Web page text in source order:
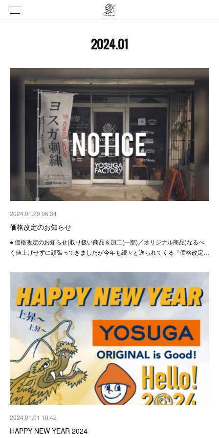
2024.01
2024.01.20 06:34
価格改定のお知らせ
● 価格改定のお知らせ(取り扱い商品＆加工(一部)／オリジナル商品)なるべ
く値上げせずに頑張ってきましたが今年も続々と送られてくる『価格改定…
2024.01.01 10:42
HAPPY NEW YEAR 2024